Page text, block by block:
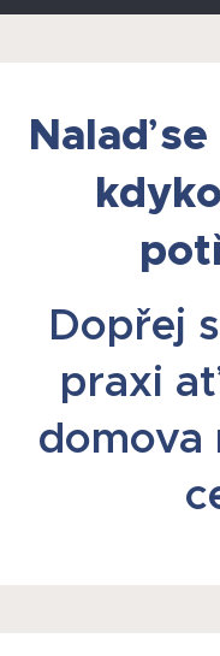
Nalaď
Dopřej
praxi
domova